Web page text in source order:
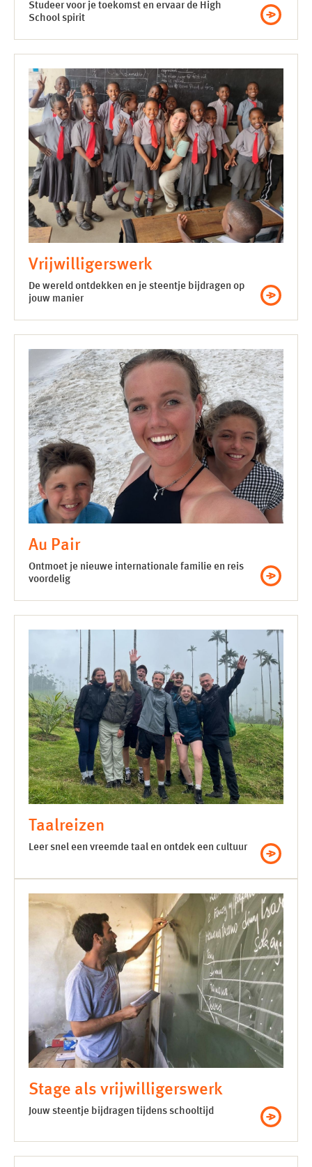
Studeer voor je toekomst en ervaar de High
School spirit
Vrijwilligers­werk
De wereld ontdekken en je steentje bijdragen op
jouw manier
Au Pair
Ontmoet je nieuwe internationale familie en reis
voordelig
Taalreizen
Leer snel een vreemde taal en ontdek een cultuur
Stage als vrijwilligerswerk
Jouw steentje bijdragen tijdens schooltijd